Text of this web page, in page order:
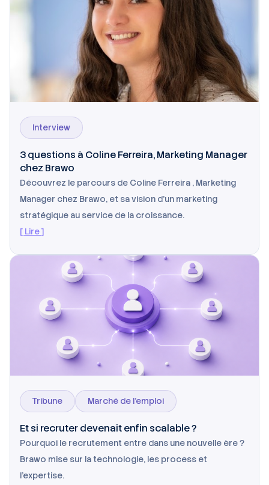
Interview
3 questions à Coline Ferreira, Marketing Manager
chez Brawo
Découvrez le parcours de Coline Ferreira , Marketing
Manager chez Brawo, et sa vision d’un marketing
stratégique au service de la croissance.
[ Lire ]
Tribune Marché de l’emploi
Et si recruter devenait enfin scalable ?
Pourquoi le recrutement entre dans une nouvelle ère ?
Brawo mise sur la technologie, les process et
l’expertise.